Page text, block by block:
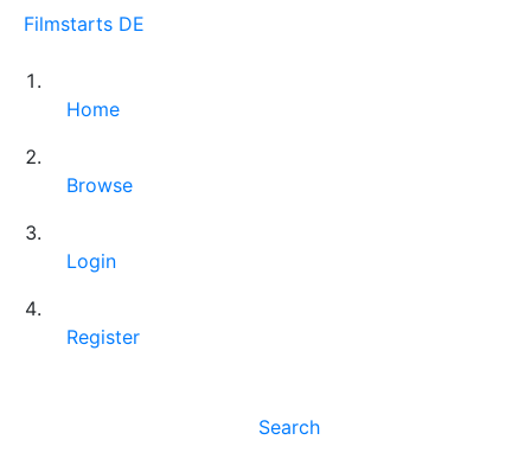
Filmstarts DE
Home
Browse
Login
Register
Search